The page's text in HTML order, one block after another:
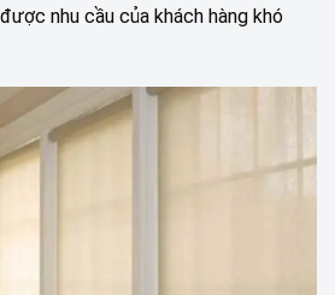
nhu cầu của khách hàng khó